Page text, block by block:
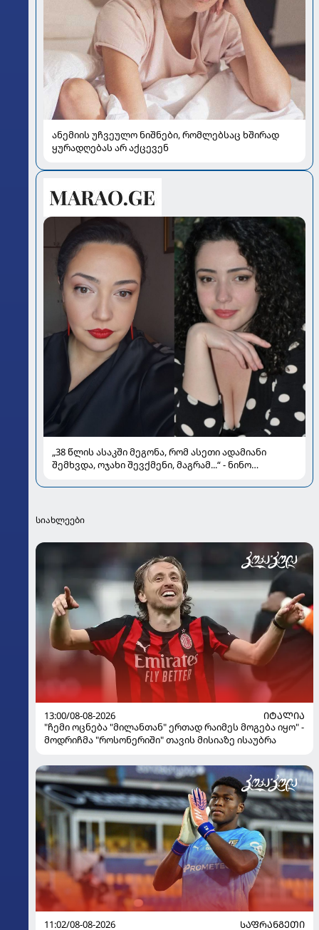
ანემიის უჩვეულო ნიშნები, რომლებსაც ხშირად
ყურადღებას არ აქცევენ
„38 წლის ასაკში მეგონა, რომ ასეთი ადამიანი
შემხვდა, ოჯახი შევქმენი, მაგრამ...“ - ნინო
სიახლეები
13:00/08-08-2026
ᲘᲢᲐᲚᲘᲐ
"ჩემი ოცნება "მილანთან" ერთად რაიმეს მოგება იყო" -
მოდრიჩმა "როსონერიში" თავის მისიაზე ისაუბრა
11:02/08-08-2026
ᲡᲐᲤᲠᲐᲜᲒᲔᲗᲘ